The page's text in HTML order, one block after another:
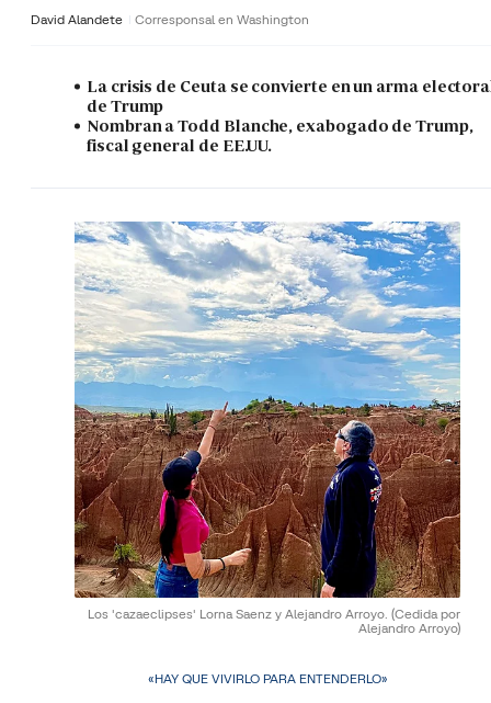
David Alandete Corresponsal en Washington
La crisis de Ceuta se convierte en un arma
de Trump
Nombran a Todd Blanche, exabogado de Trump,
fiscal general de EE.UU.
Los 'cazaeclipses' Lorna Saenz y Alejandro Arroyo. (Cedida por
Alejandro Arroyo)
«HAY QUE VIVIRLO PARA ENTENDERLO»